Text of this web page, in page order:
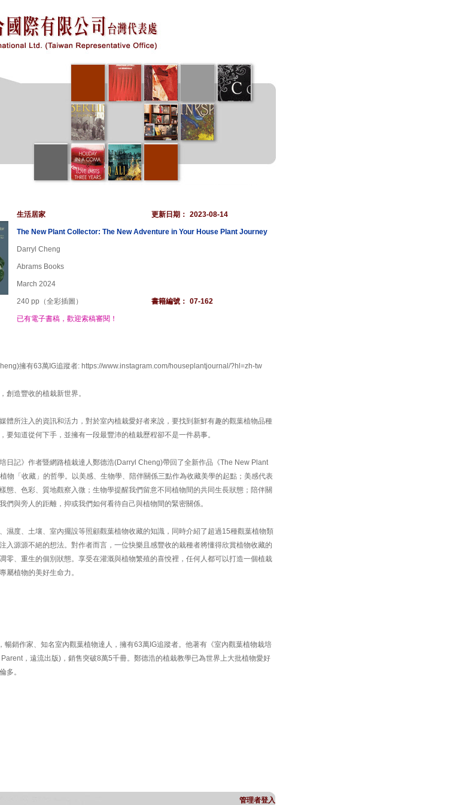
生活居家 更新日期： 2023-08-14
The New Plant Collector: The New Adventure in Your House Plant Journey
Darryl Cheng
Abrams Books
March 2024
240 pp（全彩插圖） 書籍編號： 07-162
已有電子書稿，歡迎索稿審閱！
擁有63萬IG追蹤者: https://www.instagram.com/houseplantjournal/?hl=zh-tw
創造豐收的植栽新世界。
體所注入的資訊和活力，對於室內植栽愛好者來說，要找到新鮮有趣的觀葉植物品種
要知道從何下手，並擁有一段最豐沛的植栽歷程卻不是一件易事。
日記》作者暨網路植栽達人鄭德浩(Darryl Cheng)帶回了全新作品《The New Plant
物「收藏」的哲學。以美感、生物學、陪伴關係三點作為收藏美學的起點；美感代表
態、色彩、質地觀察入微；生物學提醒我們留意不同植物間的共同生長狀態；陪伴關
們與旁人的距離，抑或我們如何看待自己與植物間的緊密關係。
濕度、土壤、室內擺設等照顧觀葉植物收藏的知識，同時介紹了超過15種觀葉植物類
入源源不絕的想法。對作者而言，一位快樂且感豐收的栽種者將懂得欣賞植物收藏的
零、重生的個別狀態。享受在灌溉與植物繁殖的喜悅裡，任何人都可以打造一個植栽
屬植物的美好生命力。
暢銷作家、知名室內觀葉植物達人，擁有63萬IG追蹤者。他著有《室內觀葉植物栽培
，遠流出版)，銷售突破8萬5千冊。鄭德浩的植栽教學已為世界上大批植物愛好
多。
管理者登入